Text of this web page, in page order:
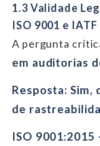
1.3 Validade
ISO 9001 e
A pergunta
em auditorias
Resposta:
de
ISO